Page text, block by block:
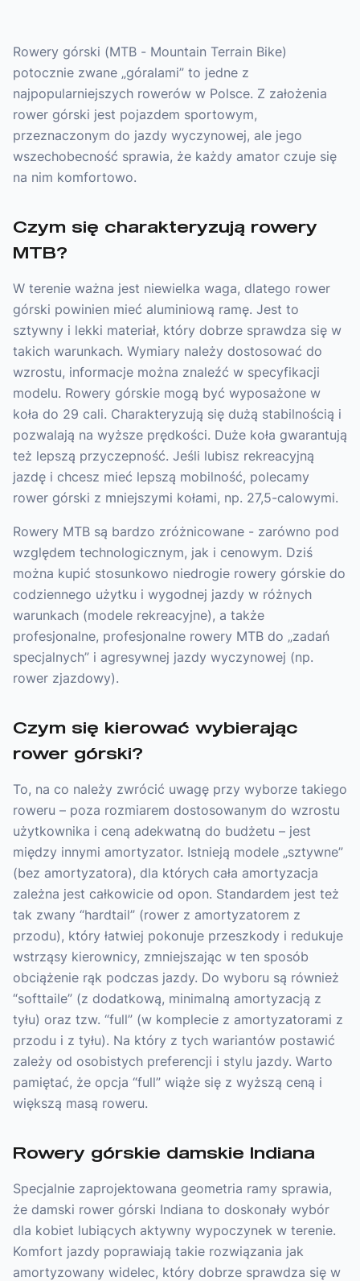
Rowery górski (MTB - Mountain Terrain Bike)
potocznie zwane „góralami” to jedne z
najpopularniejszych rowerów w Polsce. Z założenia
rower górski jest pojazdem sportowym,
przeznaczonym do jazdy wyczynowej, ale jego
wszechobecność sprawia, że każdy amator czuje się
na nim komfortowo.
Czym się charakteryzują rowery
MTB?
W terenie ważna jest niewielka waga, dlatego rower
górski powinien mieć aluminiową ramę. Jest to
sztywny i lekki materiał, który dobrze sprawdza się w
takich warunkach. Wymiary należy dostosować do
wzrostu, informacje można znaleźć w specyfikacji
modelu. Rowery górskie mogą być wyposażone w
koła do 29 cali. Charakteryzują się dużą stabilnością i
pozwalają na wyższe prędkości. Duże koła gwarantują
też lepszą przyczepność. Jeśli lubisz rekreacyjną
jazdę i chcesz mieć lepszą mobilność, polecamy
rower górski z mniejszymi kołami, np. 27,5-calowymi.
Rowery MTB są bardzo zróżnicowane - zarówno pod
względem technologicznym, jak i cenowym. Dziś
można kupić stosunkowo niedrogie rowery górskie do
codziennego użytku i wygodnej jazdy w różnych
warunkach (modele rekreacyjne), a także
profesjonalne, profesjonalne rowery MTB do „zadań
specjalnych” i agresywnej jazdy wyczynowej (np.
rower zjazdowy).
Czym się kierować wybierając
rower górski?
To, na co należy zwrócić uwagę przy wyborze takiego
roweru – poza rozmiarem dostosowanym do wzrostu
użytkownika i ceną adekwatną do budżetu – jest
między innymi amortyzator. Istnieją modele „sztywne”
(bez amortyzatora), dla których cała amortyzacja
zależna jest całkowicie od opon. Standardem jest też
tak zwany “hardtail” (rower z amortyzatorem z
przodu), który łatwiej pokonuje przeszkody i redukuje
wstrząsy kierownicy, zmniejszając w ten sposób
obciążenie rąk podczas jazdy. Do wyboru są również
“softtaile” (z dodatkową, minimalną amortyzacją z
tyłu) oraz tzw. “full” (w komplecie z amortyzatorami z
przodu i z tyłu). Na który z tych wariantów postawić
zależy od osobistych preferencji i stylu jazdy. Warto
pamiętać, że opcja “full” wiąże się z wyższą ceną i
większą masą roweru.
Rowery górskie damskie Indiana
Specjalnie zaprojektowana geometria ramy sprawia,
że damski rower górski Indiana to doskonały wybór
dla kobiet lubiących aktywny wypoczynek w terenie.
Komfort jazdy poprawiają takie rozwiązania jak
amortyzowany widelec, który dobrze sprawdza się w